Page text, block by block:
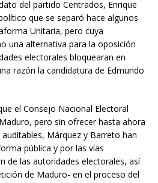
del partido Centrados, Enrique
que se separó hace algunos
Unitaria, pero cuya
una alternativa para la oposición
electorales bloquearan en
razón la candidatura de Edmundo
el Consejo Nacional Electoral
pero sin ofrecer hasta ahora
Márquez y Barreto han
pública y por las vías
de las autoridades electorales, así
de Maduro- en el proceso del